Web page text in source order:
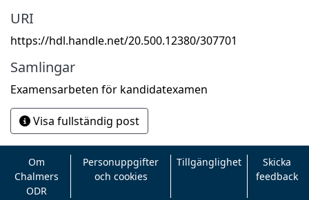
URI
https://hdl.handle.net/20.500.12380/307701
Samlingar
Examensarbeten för kandidatexamen
Visa fullständig post
Om
Chalmers
ODR
Personuppgifter
och cookies
Tillgänglighet
Skicka
feedback